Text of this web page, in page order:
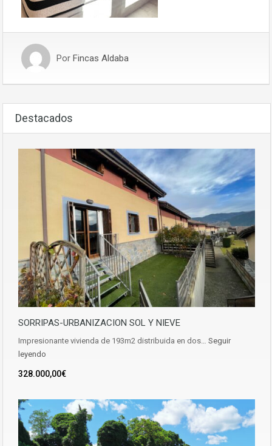
Por Fincas Aldaba
Destacados
SORRIPAS-URBANIZACION SOL Y NIEVE
Impresionante vivienda de 193m2 distribuida en dos… Seguir
leyendo
328.000,00€